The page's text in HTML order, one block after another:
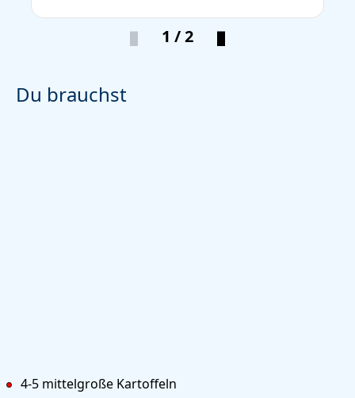
1 / 2
Du brauchst
4-5 mittelgroße Kartoffeln